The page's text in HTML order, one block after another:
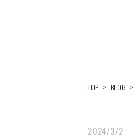
TOP > BLOG >
2024/3/2